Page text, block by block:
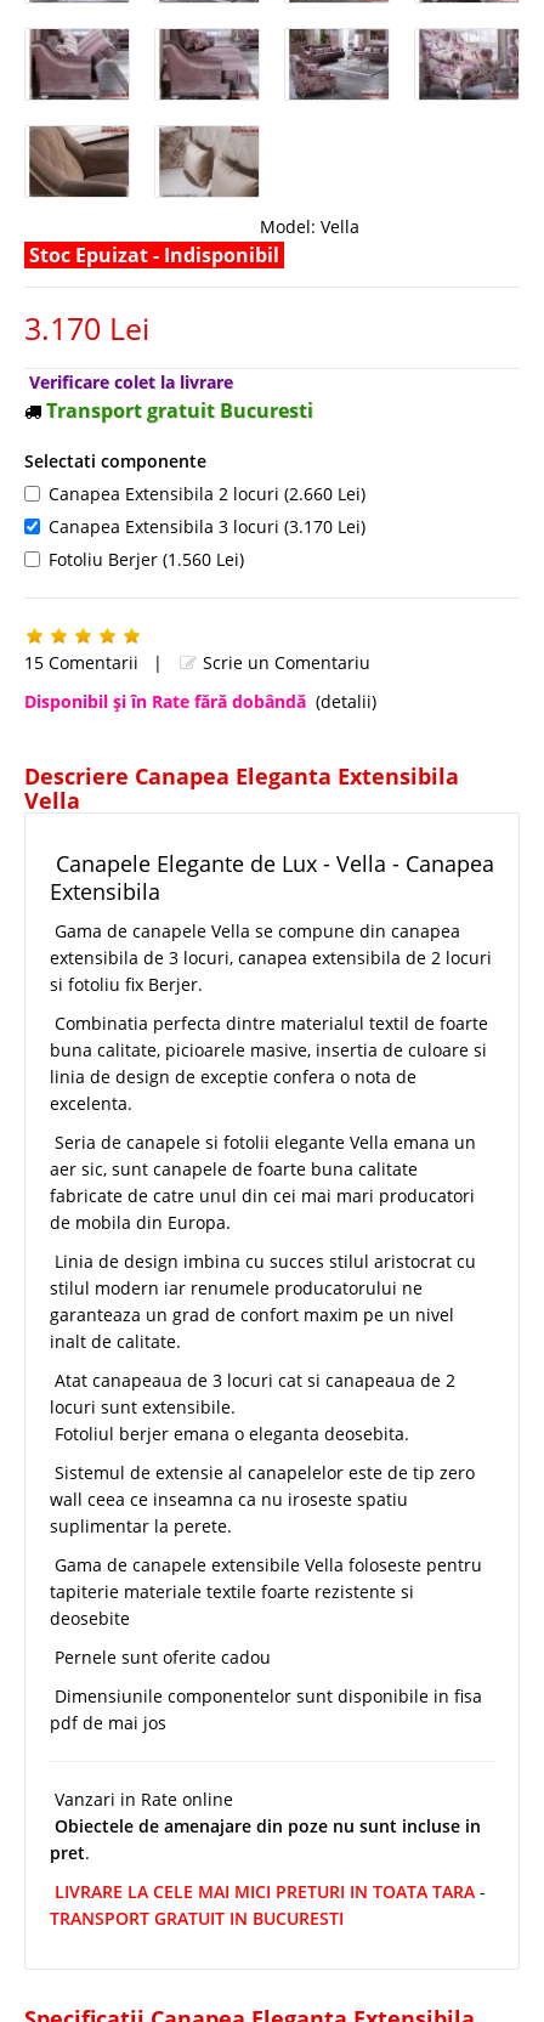
Model: Vella
Stoc Epuizat - Indisponibil
3.170 Lei
Verificare colet la livrare
Transport gratuit Bucuresti
Selectati componente
Canapea Extensibila 2 locuri (2.660 Lei)
Canapea Extensibila 3 locuri (3.170 Lei)
Fotoliu Berjer (1.560 Lei)
15 Comentarii |
Scrie un Comentariu
Disponibil şi în Rate fără dobândă (detalii)
Descriere Canapea Eleganta Extensibila
Vella
Canapele Elegante de Lux - Vella - Canapea
Extensibila
Gama de canapele Vella se compune din canapea
extensibila de 3 locuri, canapea extensibila de 2 locuri
si fotoliu fix Berjer.
Combinatia perfecta dintre materialul textil de foarte
buna calitate, picioarele masive, insertia de culoare si
linia de design de exceptie confera o nota de
excelenta.
Seria de canapele si fotolii elegante Vella emana un
aer sic, sunt canapele de foarte buna calitate
fabricate de catre unul din cei mai mari producatori
de mobila din Europa.
Linia de design imbina cu succes stilul aristocrat cu
stilul modern iar renumele producatorului ne
garanteaza un grad de confort maxim pe un nivel
inalt de calitate.
Atat canapeaua de 3 locuri cat si canapeaua de 2
locuri sunt extensibile.
Fotoliul berjer emana o eleganta deosebita.
Sistemul de extensie al canapelelor este de tip zero
wall ceea ce inseamna ca nu iroseste spatiu
suplimentar la perete.
Gama de canapele extensibile Vella foloseste pentru
tapiterie materiale textile foarte rezistente si
deosebite
Pernele sunt oferite cadou
Dimensiunile componentelor sunt disponibile in fisa
pdf de mai jos
Vanzari in Rate online
Obiectele de amenajare din poze nu sunt incluse in
pret.
LIVRARE LA CELE MAI MICI PRETURI IN TOATA TARA -
TRANSPORT GRATUIT IN BUCURESTI